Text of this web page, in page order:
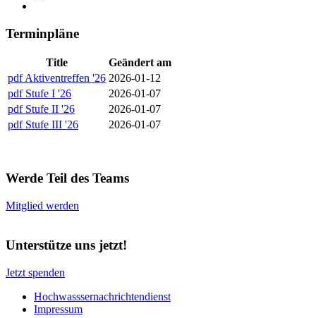
Terminpläne
Title
Geändert am
pdf Aktiventreffen '26 2026-01-12
pdf Stufe I '26
2026-01-07
pdf Stufe II '26
2026-01-07
pdf Stufe III '26 2026-01-07
Werde Teil des Teams
Mitglied werden
Unterstütze uns jetzt!
Jetzt spenden
Hochwasssernachrichtendienst
Impressum